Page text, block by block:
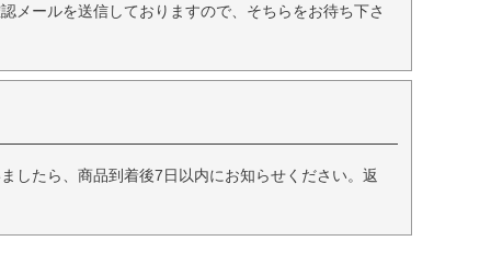
メールを送信しておりますので、そちらをお待ち下さ
したら、商品到着後7日以内にお知らせください。返